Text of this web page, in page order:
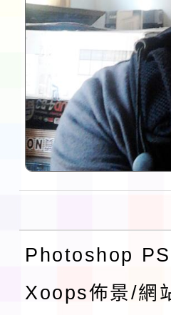
Photoshop
Xoops佈景/網